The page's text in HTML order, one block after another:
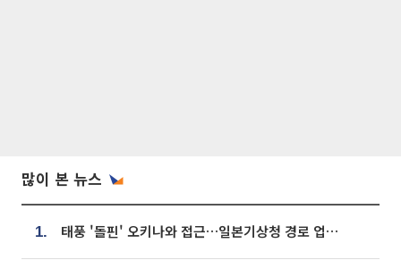
많이 본 뉴스
1. 태풍 '돌핀' 오키나와 접근…일본기상청 경로 업데이트